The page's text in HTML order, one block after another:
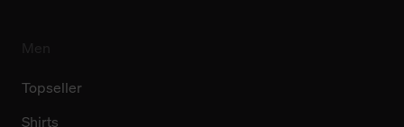
Topseller
Shirts